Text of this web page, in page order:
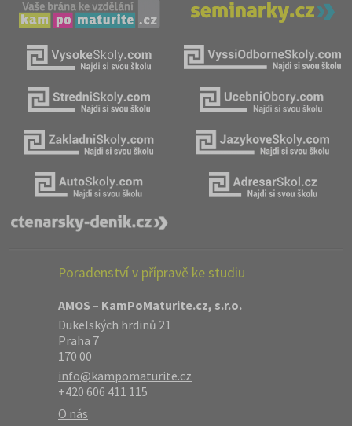
Poradenství v přípravě ke studiu
AMOS – KamPoMaturite.cz, s.r.o.
Dukelských hrdinů 21
Praha 7
170 00
info@kampomaturite.cz
+420 606 411 115
O nás